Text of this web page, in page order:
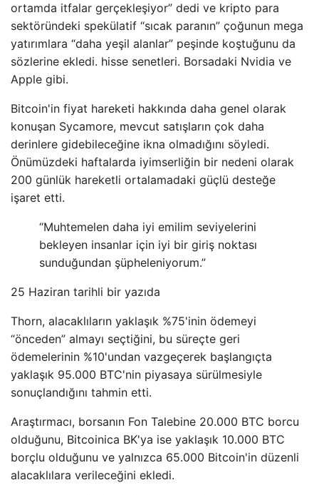
ortamda itfalar gerçekleşiyor” dedi ve kripto para
sektöründeki spekülatif “sıcak paranın” çoğunun mega
yatırımlara “daha yeşil alanlar” peşinde koştuğunu da
sözlerine ekledi. hisse senetleri. Borsadaki Nvidia ve
Apple gibi.
Bitcoin'in fiyat hareketi hakkında daha genel olarak
konuşan Sycamore, mevcut satışların çok daha
derinlere gidebileceğine ikna olmadığını söyledi.
Önümüzdeki haftalarda iyimserliğin bir nedeni olarak
200 günlük hareketli ortalamadaki güçlü desteğe
işaret etti.
“Muhtemelen daha iyi emilim seviyelerini
bekleyen insanlar için iyi bir giriş noktası
sunduğundan şüpheleniyorum.”
25 Haziran tarihli bir yazıda
Thorn, alacaklıların yaklaşık %75'inin ödemeyi
“önceden” almayı seçtiğini, bu süreçte geri
ödemelerinin %10'undan vazgeçerek başlangıçta
yaklaşık 95.000 BTC'nin piyasaya sürülmesiyle
sonuçlandığını tahmin etti.
Araştırmacı, borsanın Fon Talebine 20.000 BTC borcu
olduğunu, Bitcoinica BK'ya ise yaklaşık 10.000 BTC
borçlu olduğunu ve yalnızca 65.000 Bitcoin'in düzenli
alacaklılara verileceğini ekledi.